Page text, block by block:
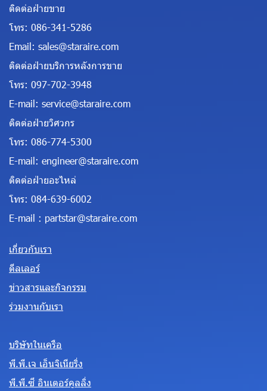
ติดต่อฝ่ายขาย
โทร: 086-341-5286
Email: sales@staraire.com
ติดต่อฝ่ายบริการหลังการขาย
โทร: 097-702-3948
E-mail: service@staraire.com
ติดต่อฝ่ายวิศวกร
โทร: 086-774-5300
E-mail: engineer@staraire.com
ติดต่อฝ่ายอะไหล่
โทร: 084-639-6002
E-mail : partstar@staraire.com
เกี่ยวกับเรา
ดีลเลอร์
ข่าวสารและกิจกรรม
ร่วมงานกับเรา
บริษัทในเครือ
พี.พี.เจ เอ็นจิเนียริ่ง
พี.พี.ซี อินเตอร์คูลลิ่ง